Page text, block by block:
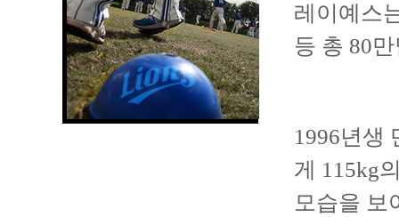
레이예스
등 총 80
1996년생
게 115kg
모습을 보